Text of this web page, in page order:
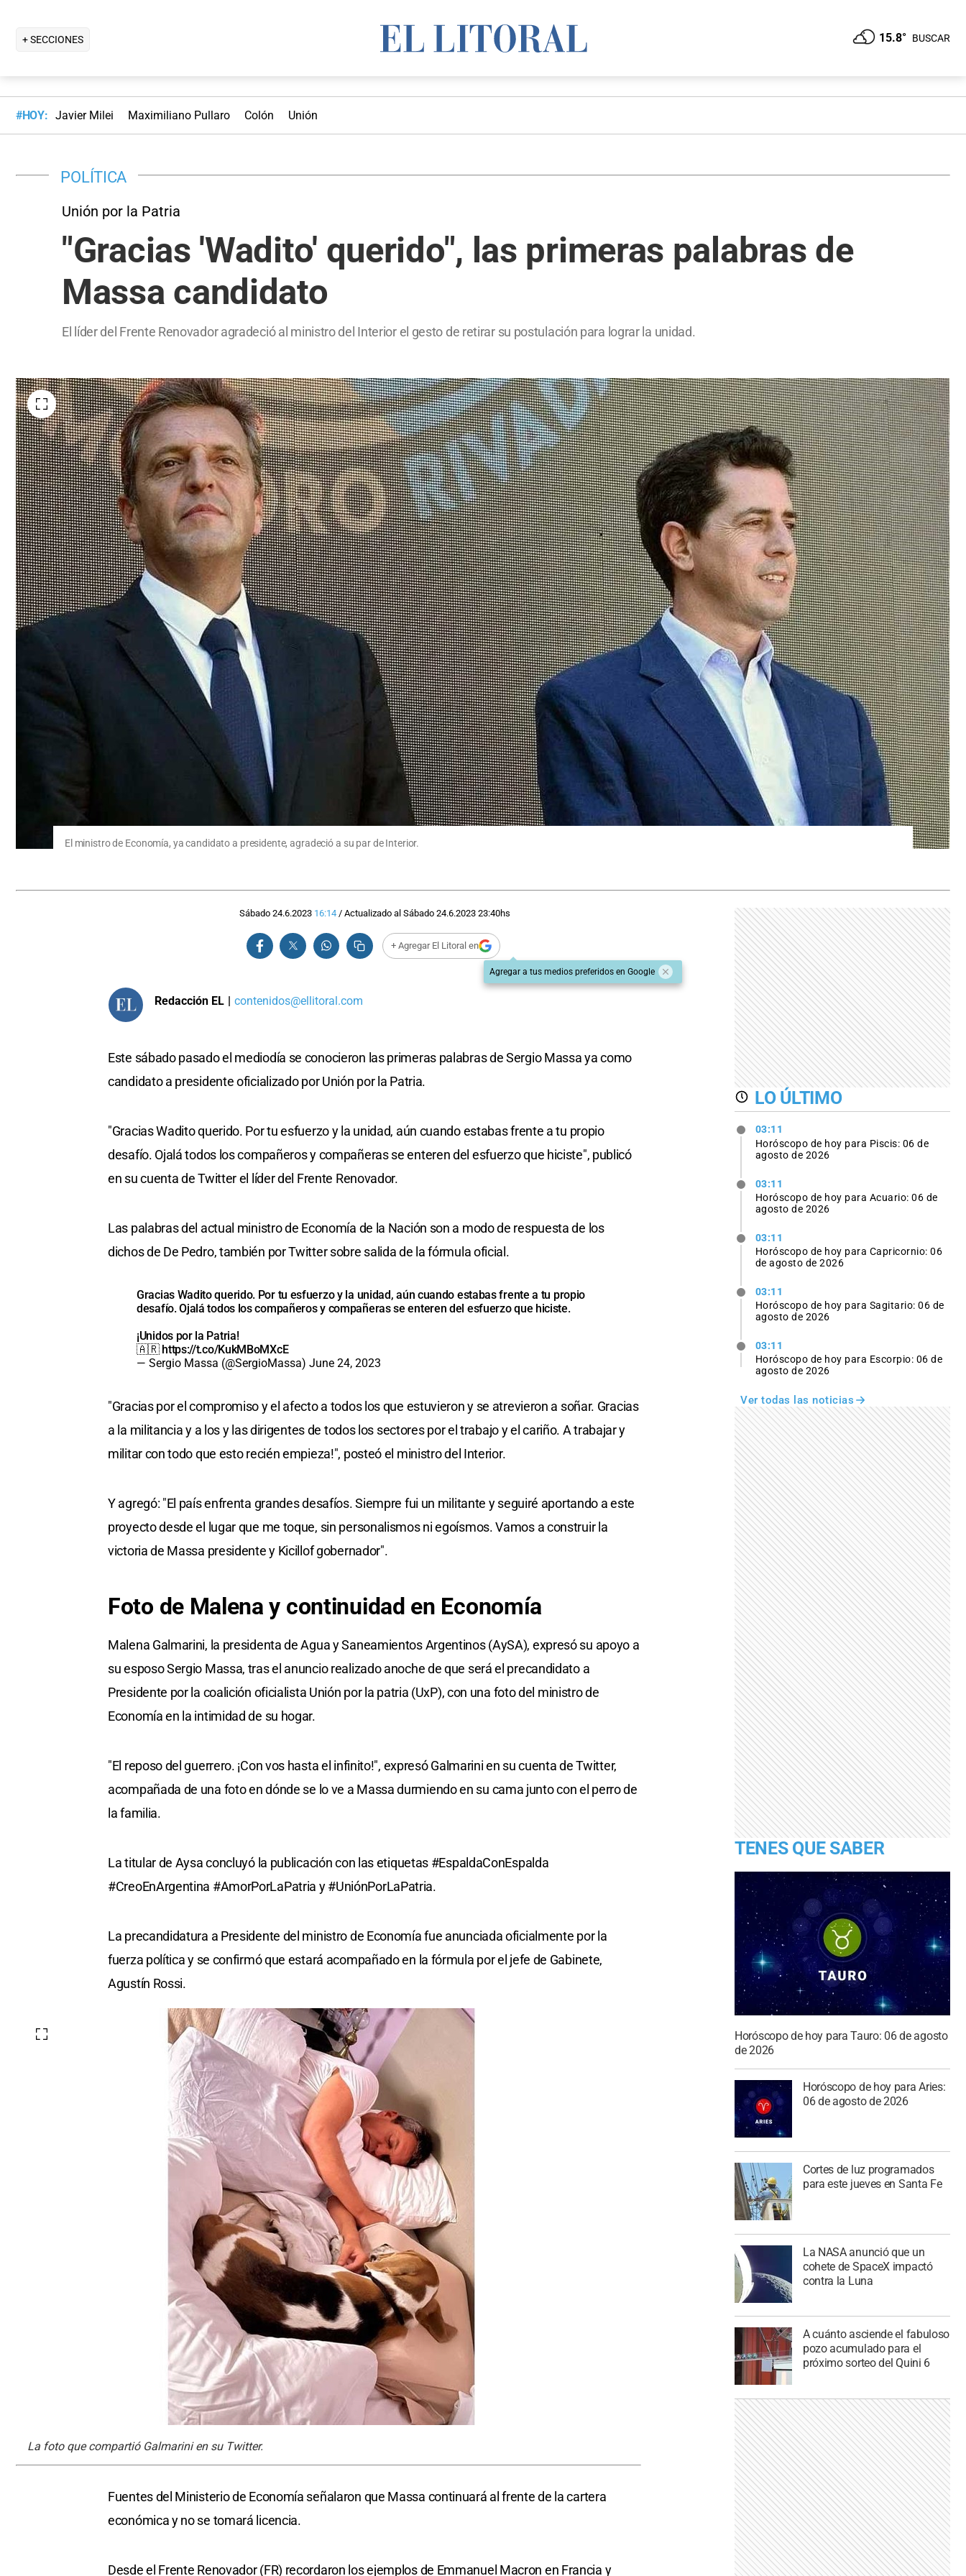
+ SECCIONES 15.8° BUSCAR
#HOY: Javier Milei Maximiliano Pullaro Colón Unión
POLÍTICA
Unión por la Patria
"Gracias 'Wadito' querido", las primeras palabras de
Massa candidato
El líder del Frente Renovador agradeció al ministro del Interior el gesto de retirar su postulación para lograr la unidad.
El ministro de Economía, ya candidato a presidente, agradeció a su par de Interior.
Sábado 24.6.2023 16:14/ Actualizado al Sábado 24.6.2023 23:40hs
+ Agregar El Litoral en
Agregar a tus medios preferidos en Google
Redacción EL | contenidos@ellitoral.com
Este sábado pasado el mediodía se conocieron las primeras palabras de Sergio Massa ya como
candidato a presidente oficializado por Unión por la Patria.
"Gracias Wadito querido. Por tu esfuerzo y la unidad, aún cuando estabas frente a tu propio
desafío. Ojalá todos los compañeros y compañeras se enteren del esfuerzo que hiciste", publicó
en su cuenta de Twitter el líder del Frente Renovador.
Las palabras del actual ministro de Economía de la Nación son a modo de respuesta de los
dichos de De Pedro, también por Twitter sobre salida de la fórmula oficial.
Gracias Wadito querido. Por tu esfuerzo y la unidad, aún cuando estabas frente a tu propio
desafío. Ojalá todos los compañeros y compañeras se enteren del esfuerzo que hiciste.
¡Unidos por la Patria!
🇦🇷 https://t.co/KukMBoMXcE
— Sergio Massa (@SergioMassa) June 24, 2023
"Gracias por el compromiso y el afecto a todos los que estuvieron y se atrevieron a soñar. Gracias
a la militancia y a los y las dirigentes de todos los sectores por el trabajo y el cariño. A trabajar y
militar con todo que esto recién empieza!", posteó el ministro del Interior.
Y agregó: "El país enfrenta grandes desafíos. Siempre fui un militante y seguiré aportando a este
proyecto desde el lugar que me toque, sin personalismos ni egoísmos. Vamos a construir la
victoria de Massa presidente y Kicillof gobernador".
Foto de Malena y continuidad en Economía
Malena Galmarini, la presidenta de Agua y Saneamientos Argentinos (AySA), expresó su apoyo a
su esposo Sergio Massa, tras el anuncio realizado anoche de que será el precandidato a
Presidente por la coalición oficialista Unión por la patria (UxP), con una foto del ministro de
Economía en la intimidad de su hogar.
"El reposo del guerrero. ¡Con vos hasta el infinito!", expresó Galmarini en su cuenta de Twitter,
acompañada de una foto en dónde se lo ve a Massa durmiendo en su cama junto con el perro de
la familia.
La titular de Aysa concluyó la publicación con las etiquetas #EspaldaConEspalda
#CreoEnArgentina #AmorPorLaPatria y #UniónPorLaPatria.
La precandidatura a Presidente del ministro de Economía fue anunciada oficialmente por la
fuerza política y se confirmó que estará acompañado en la fórmula por el jefe de Gabinete,
Agustín Rossi.
La foto que compartió Galmarini en su Twitter.
Fuentes del Ministerio de Economía señalaron que Massa continuará al frente de la cartera
económica y no se tomará licencia.
Desde el Frente Renovador (FR) recordaron los ejemplos de Emmanuel Macron en Francia y
LO ÚLTIMO
03:11
Horóscopo de hoy para Piscis: 06 de
agosto de 2026
03:11
Horóscopo de hoy para Acuario: 06 de
agosto de 2026
03:11
Horóscopo de hoy para Capricornio: 06
de agosto de 2026
03:11
Horóscopo de hoy para Sagitario: 06 de
agosto de 2026
03:11
Horóscopo de hoy para Escorpio: 06 de
agosto de 2026
Ver todas las noticias
TENES QUE SABER
Horóscopo de hoy para Tauro: 06 de agosto
de 2026
Horóscopo de hoy para Aries:
06 de agosto de 2026
Cortes de luz programados
para este jueves en Santa Fe
La NASA anunció que un
cohete de SpaceX impactó
contra la Luna
A cuánto asciende el fabuloso
pozo acumulado para el
próximo sorteo del Quini 6